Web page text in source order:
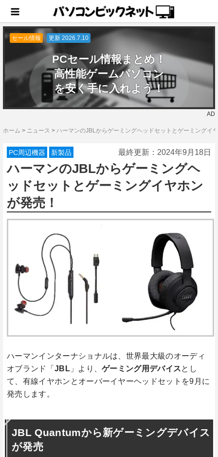
セール情報 更新 2026.7.10
PCセール情報まとめ！
高性能ゲームパソコン
を安く手に入れよう！
AD
ホーム > ニュース > ハーマンのJBLからゲーミングヘッドセットとゲーミングイ
PC周辺機器 新製品 最終更新： 2024年9月18日
ハーマンのJBLからゲーミングヘ
ッドセットとゲーミングイヤホン
が発売！
ハーマンインターナショナルは、世界最大級のオーディ
オブランド「 JBL」より、ゲーミング用デバイスとし
て、有線イヤホンとオーバーイヤーヘッドセットを9月に
発売します。
JBL Quantumから新ゲーミングデバイス
が発売